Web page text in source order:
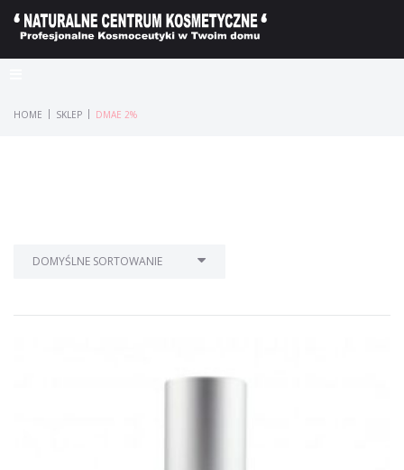
HOME | SKLEP | DMAE 2%